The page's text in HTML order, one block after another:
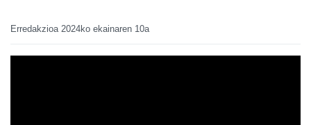
Erredakzioa 2024ko ekainaren 10a